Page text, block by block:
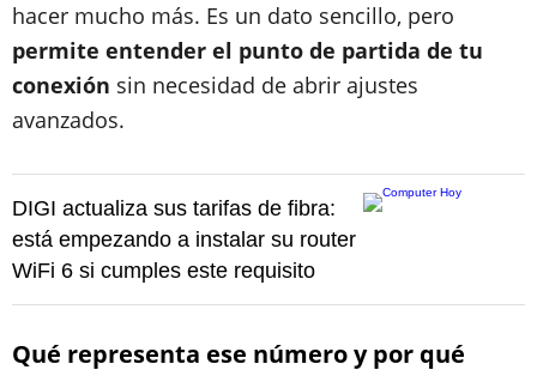
hacer mucho más. Es un dato sencillo, pero
permite entender el punto de partida de tu
conexión sin necesidad de abrir ajustes
avanzados.
DIGI actualiza sus tarifas de fibra:
está empezando a instalar su router
WiFi 6 si cumples este requisito
Qué representa ese número y por qué